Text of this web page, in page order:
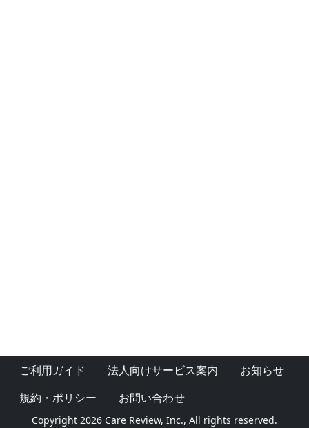
ご利用ガイド 法人向けサービス案内
お知らせ
規約・ポリシー
お問い合わせ
Copyright 2026 Care Review, Inc., All rights reserved.